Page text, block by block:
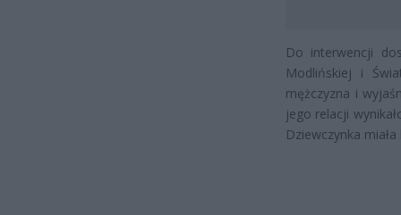
Do interwencji
Modlińskiej i
mężczyzna i
jego relacji
Dziewczynka